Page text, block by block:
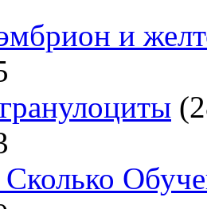
и